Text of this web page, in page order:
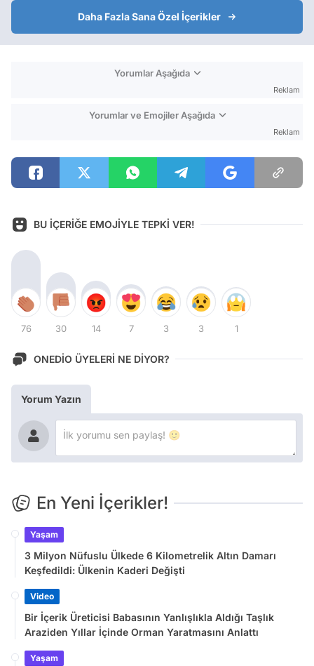
Daha Fazla Sana Özel İçerikler
Yorumlar Aşağıda
Reklam
Yorumlar ve Emojiler Aşağıda
Reklam
BU İÇERİĞE EMOJİYLE TEPKİ VER!
76 30 14 7 3 3 1
ONEDİO ÜYELERİ NE DİYOR?
Yorum Yazın
En Yeni İçerikler!
Yaşam
3 Milyon Nüfuslu Ülkede 6 Kilometrelik Altın Damarı
Keşfedildi: Ülkenin Kaderi Değişti
Video
Bir İçerik Üreticisi Babasının Yanlışlıkla Aldığı Taşlık
Araziden Yıllar İçinde Orman Yaratmasını Anlattı
Yaşam